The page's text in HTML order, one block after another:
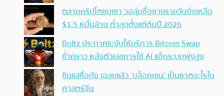
ตลาดคริปโตซบเซา วอลุ่มซื้อขายรายวันดิ่งเหลือ
$1.5 หมื่นล้าน ต่ำสุดตั้งแต่ต้นปี 2026
Boltz ประกาศระงับให้บริการ Bitcoin Swap
ชั่วคราว หลังตัวเลขการใช้ AI แฮ็กระบบพุ่งสูง
ซินแสชื่อดัง เฉลยแล้ว ‘บล็อกเชน’ เป็นธาตุอะไรใน
ศาสตร์จีน